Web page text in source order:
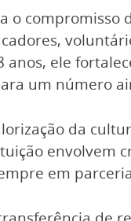
o compromisso
ele
um número
da
envolvem
em